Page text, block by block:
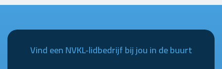
Vind een NVKL-lidbedrijf bij jou in de buurt